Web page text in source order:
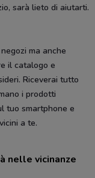
sarà lieto di aiutarti.
ma anche
il catalogo e
Riceverai tutto
i prodotti
tuo smartphone e
a te.
nelle vicinanze